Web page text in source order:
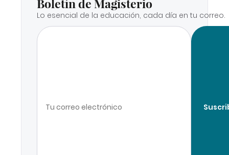
Boletín de Magisterio
Lo esencial de la educación, cada día en tu correo.